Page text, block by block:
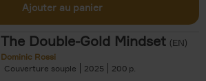
Ajouter au panier
The Double-Gold Mindset (EN)
Dominic Rossi
Couverture souple
2025 200